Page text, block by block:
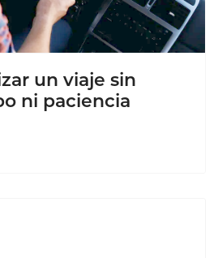
un viaje sin
ni paciencia